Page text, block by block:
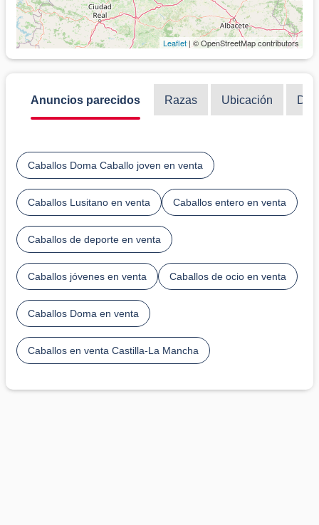
Leaflet | © OpenStreetMap contributors
Anuncios parecidos Razas Ubicación
Caballos Doma Caballo joven en venta
Caballos Lusitano en venta Caballos entero en venta
Caballos de deporte en venta
Caballos jóvenes en venta Caballos de ocio en venta
Caballos Doma en venta
Caballos en venta Castilla-La Mancha